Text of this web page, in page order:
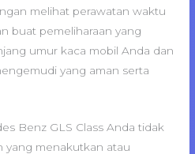
melihat perawatan waktu
buat pemeliharaan yang
umur kaca mobil Anda dan
yang aman serta
Benz GLS Class Anda tidak
yang menakutkan atau